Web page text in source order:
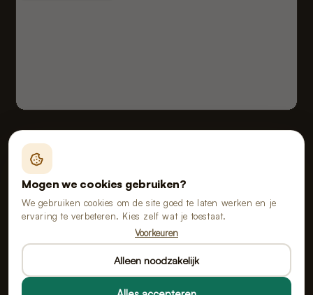
Fealy B.V. handelend onder de naam van Poopy
Vloeiveld 5, 5126 RE Gilze, Nederland
KvK 91114268 · BTW NL865555667B01
Alle prijzen zijn inclusief btw.
Mogen we cookies gebruiken?
We gebruiken cookies om de site goed te laten werken en je
ervaring te verbeteren. Kies zelf wat je toestaat.
Voorkeuren
Alleen noodzakelijk